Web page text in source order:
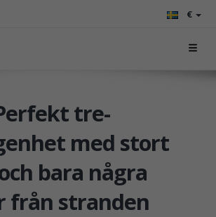
€
tre-
med stort
bara några
från stranden